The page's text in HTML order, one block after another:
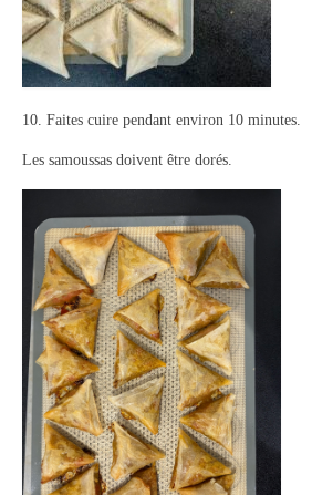
10. Faites cuire pendant environ 10 minutes.
Les samoussas doivent être dorés.